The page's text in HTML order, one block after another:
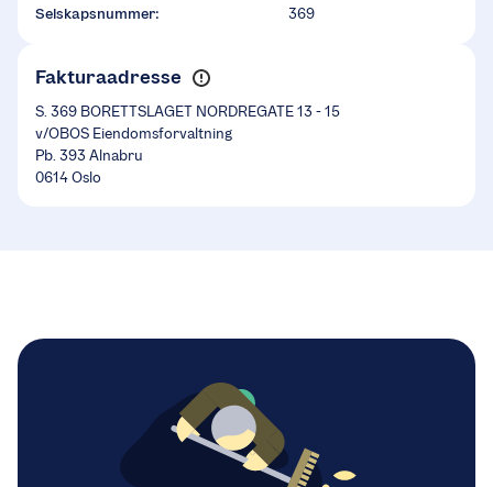
Selskapsnummer: 369
Fakturaadresse
S. 369 BORETTSLAGET NORDREGATE 13 - 15
v/OBOS Eiendomsforvaltning
Pb. 393 Alnabru
0614 Oslo